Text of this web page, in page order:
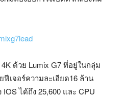
ด้วย Lumix G7 ที่อยู่ในกลุ่ม
ฟีเจอร์ความละเอียด16 ล้าน
ได้ถึง 25,600 และ CPU